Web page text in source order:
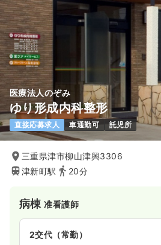
医療法人のぞみ
ゆり形成内科整形
直接応募求人 車通勤可 託児所
三重県津市柳山津興3306
津新町駅
20分
病棟准看護師
2交代（常勤）